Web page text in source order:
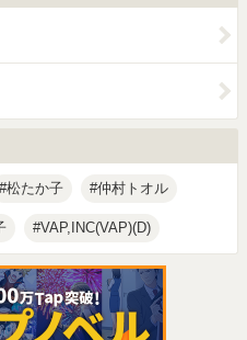
松たか子 仲村トオル
VAP,INC(VAP)(D)